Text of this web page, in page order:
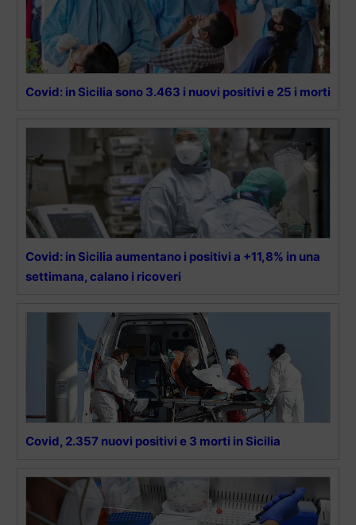
Covid: in Sicilia sono 3.463 i nuovi positivi e 25 i morti
Covid: in Sicilia aumentano i positivi a +11,8% in una
settimana, calano i ricoveri
Covid, 2.357 nuovi positivi e 3 morti in Sicilia